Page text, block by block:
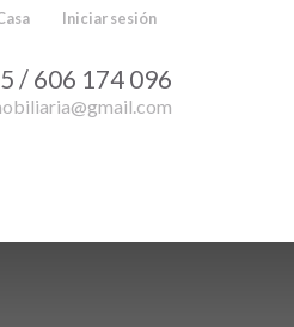
Iniciar sesión
/ 606 174 096